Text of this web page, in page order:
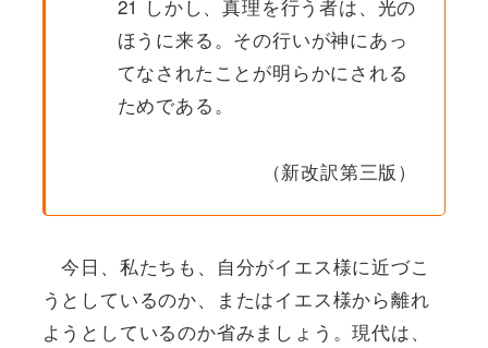
21 しかし、真理を行う者は、光の
ほうに来る。その行いが神にあっ
てなされたことが明らかにされる
ためである。
（新改訳第三版）
今日、私たちも、自分がイエス様に近づこ
うとしているのか、またはイエス様から離れ
ようとしているのか省みましょう。現代は、